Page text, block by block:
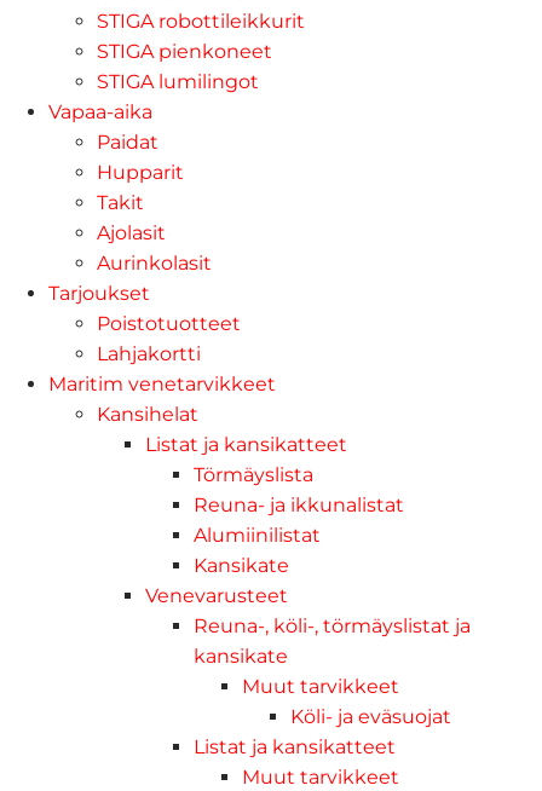
STIGA robottileikkurit
STIGA pienkoneet
STIGA lumilingot
Vapaa-aika
Paidat
Hupparit
Takit
Ajolasit
Aurinkolasit
Tarjoukset
Poistotuotteet
Lahjakortti
Maritim venetarvikkeet
Kansihelat
Listat ja kansikatteet
Törmäyslista
Reuna- ja ikkunalistat
Alumiinilistat
Kansikate
Venevarusteet
Reuna-, köli-, törmäyslistat ja
kansikate
Muut tarvikkeet
Köli- ja eväsuojat
Listat ja kansikatteet
Muut tarvikkeet